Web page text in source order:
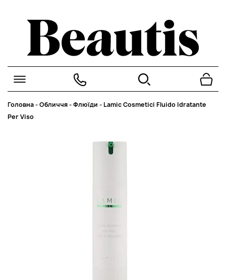
Головна-Обличчя-Флюїди - Lamic Cosmetici Fluido Idratante
Per Viso